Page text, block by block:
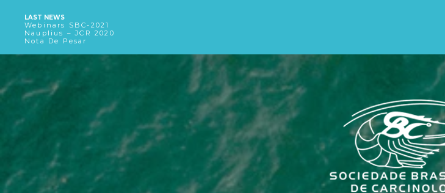
LAST NEWS
Webinars SBC-2021
Nauplius – JCR 2020
Nota De Pesar